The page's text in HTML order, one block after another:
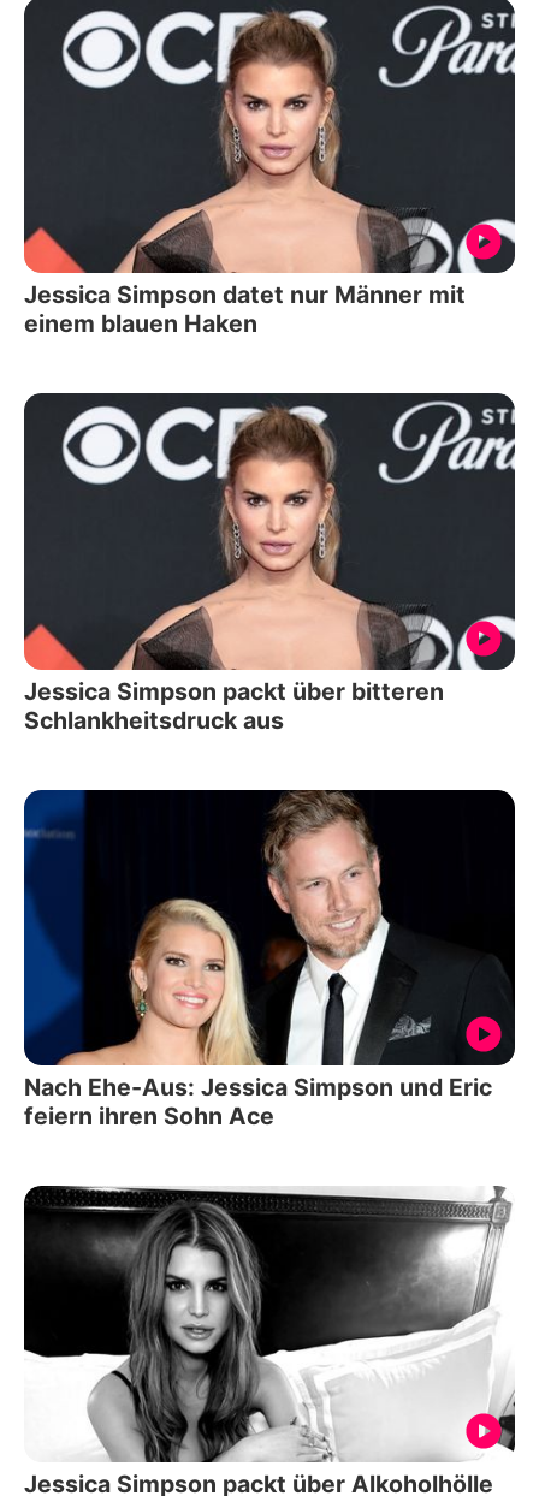
Jessica Simpson datet nur Männer mit
einem blauen Haken
Jessica Simpson packt über bitteren
Schlankheitsdruck aus
Nach Ehe-Aus: Jessica Simpson und Eric
feiern ihren Sohn Ace
Jessica Simpson packt über Alkoholhölle